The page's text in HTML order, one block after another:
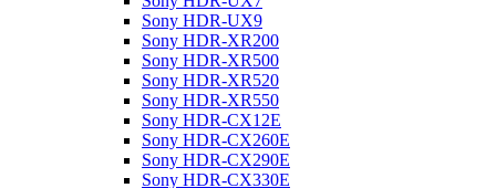
Sony HDR-UX9
Sony HDR-XR200
Sony HDR-XR500
Sony HDR-XR520
Sony HDR-XR550
Sony HDR-CX12E
Sony HDR-CX260E
Sony HDR-CX290E
Sony HDR-CX330E